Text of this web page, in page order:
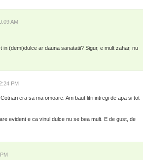
AM
(demi)dulce ar dauna sanatatii? Sigur, e mult zahar, nu
PM
era sa ma omoare. Am baut litri intregi de apa si tot
evident e ca vinul dulce nu se bea mult. E de gust, de